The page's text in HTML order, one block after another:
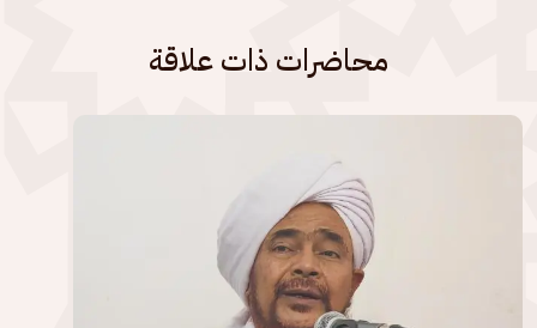
محاضرات ذات علاقة
الصورة